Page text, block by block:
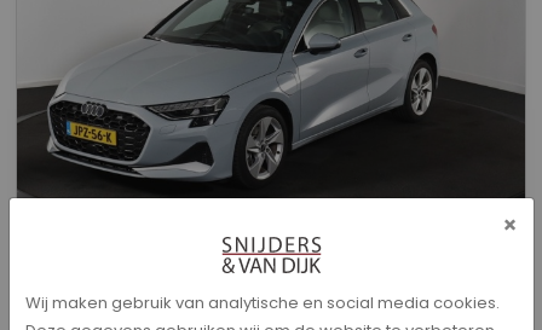
Audi A3 - Sportback 40 TFSI e Advanced edition
×
Wij maken gebruik van analytische en social media cookies.